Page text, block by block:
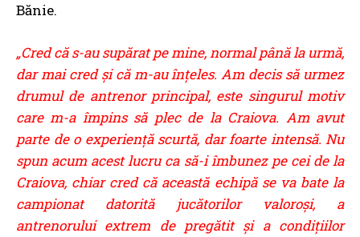
Bănie.
„Cred că s-au supărat pe mine, normal până la urmă,
dar mai cred şi că m-au înţeles. Am decis să urmez
drumul de antrenor principal, este singurul motiv
care m-a împins să plec de la Craiova. Am avut
parte de o experienţă scurtă, dar foarte intensă. Nu
spun acum acest lucru ca să-i îmbunez pe cei de la
Craiova, chiar cred că această echipă se va bate la
campionat datorită jucătorilor valoroşi, a
antrenorului extrem de pregătit şi a condiţiilor